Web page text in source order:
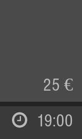
25 €
19:00